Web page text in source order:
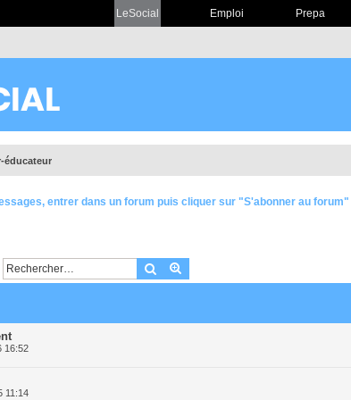
LeSocial Emploi Prepa
éducateur
entrer dans un forum puis cliquer sur "S'abonner au forum"
Rechercher
16:52
11:14